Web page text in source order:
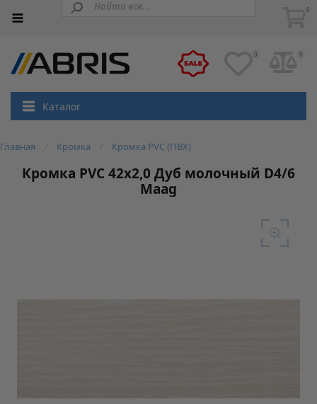
0
0 0
Каталог
Главная Кромка Кромка PVC (ПВХ)
Кромка PVC 42х2,0 Дуб молочный D4/6
Maag